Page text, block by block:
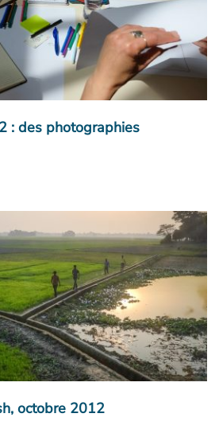
: des photographies
octobre 2012